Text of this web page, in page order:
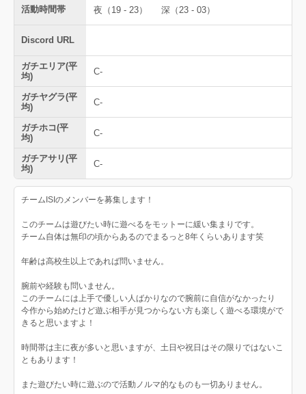
活動時間帯 夜（19 - 23） 深（23 - 03）
Discord URL
ガチエリア(平
均)
C-
ガチヤグラ(平
均)
C-
ガチホコ(平
均)
C-
ガチアサリ(平
均)
C-
チームISIのメンバーを募集します！
このチームは遊びたい時に遊べるをモットーに緩い集まりです。
チーム自体は無印の頃からあるのでまるっと8年くらいあります笑
年齢は高校生以上であれば問いません。
腕前や経験も問いません。
このチームには上手で優しい人ばかりなので腕前に自信がなかったり
今作から始めたけど遊ぶ相手が見つからない方も楽しく遊べる環境がで
きると思いますよ！
時間帯は主に夜が多いと思いますが、土日や祝日はその限りではないこ
ともあります！
また遊びたい時に遊ぶので活動ノルマ的なものも一切ありません。